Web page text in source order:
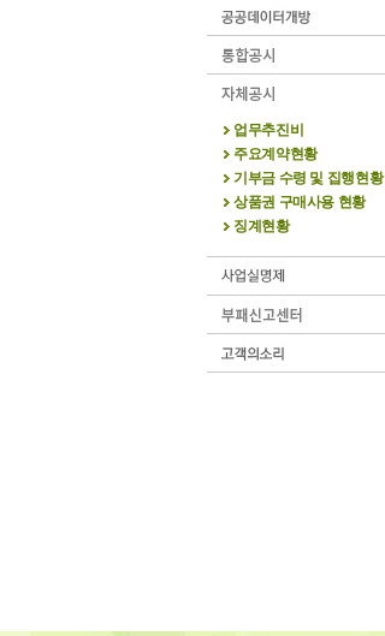
업무추진비
주요계약현황
기부금 수령 및 집행현황
상품권 구매사용 현황
징계현황